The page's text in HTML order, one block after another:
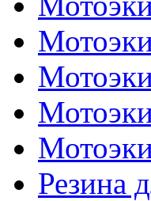
Резина